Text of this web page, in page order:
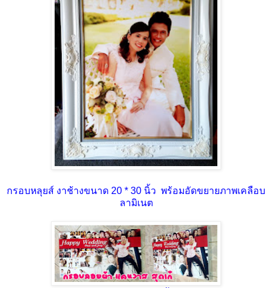
กรอบหลุยส์ งาช้างขนาด 20 * 30 นิ้ว พร้อมอัดขยายภาพเคลือบ
ลามิเนต